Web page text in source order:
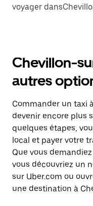
voyager
Chevillon-
autres
Commander un taxi
devenir encore plus
quelques étapes,
local et payer votre
Que vous
vous découvriez un
sur Uber.com ou
une destination à